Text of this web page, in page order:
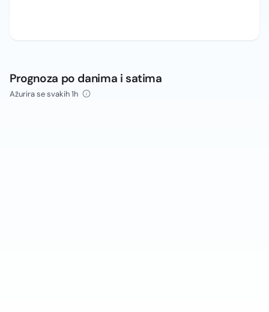
Prognoza po danima i satima
Ažurira se svakih 1h